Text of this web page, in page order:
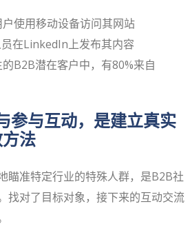
使用移动设备访问其网站
在LinkedIn上发布其内容
B2B潜在客户中，有80%来自
参与互动，是建立真实
法
瞄准特定行业的特殊人群，是B2B社
找对了目标对象，接下来的互动交流